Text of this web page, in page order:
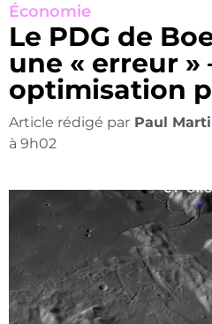
Économie
Le PDG de
une « erreur »
optimisation
Article rédigé par Paul
à 9h02